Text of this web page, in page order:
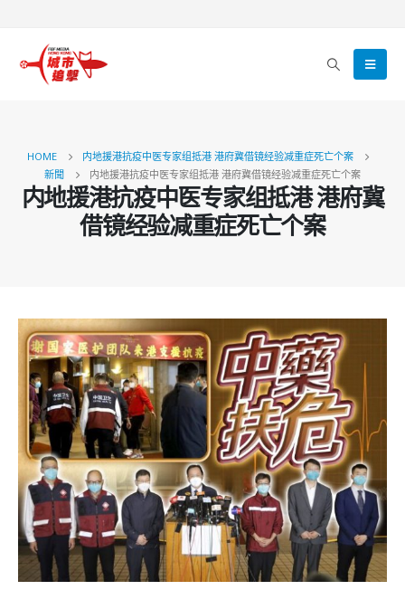
HOME
内地援港抗疫中医专家组抵港 港府冀借镜经验减重症死亡个案
新聞
内地援港抗疫中医专家组抵港 港府冀借镜经验减重症死亡个案
内地援港抗疫中医专家组抵港 港府冀
借镜经验减重症死亡个案